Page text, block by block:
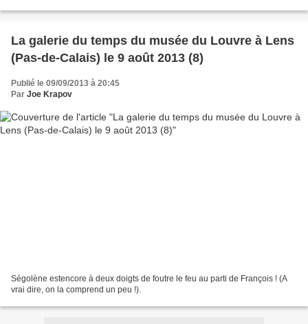
La galerie du temps du musée du Louvre à Lens
(Pas-de-Calais) le 9 août 2013 (8)
Publié le 09/09/2013 à 20:45
Par Joe Krapov
Ségolène estencore à deux doigts de foutre le feu au parti de François ! (A
vrai dire, on la comprend un peu !).